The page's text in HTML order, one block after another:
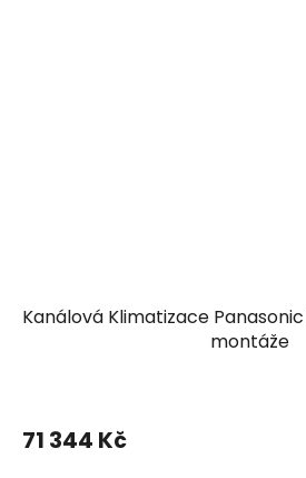
Kanálová Klimatizace Panasonic
montáže
71 344 Kč